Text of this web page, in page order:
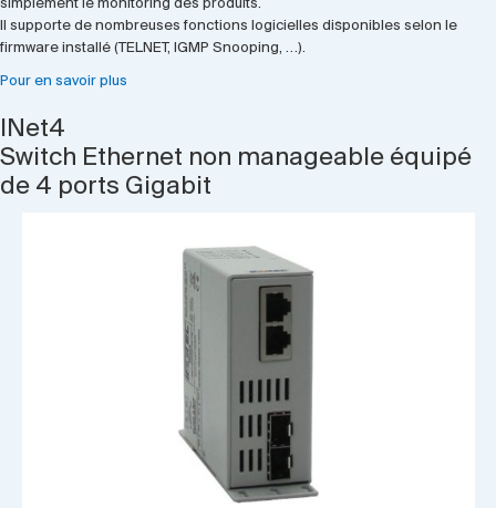
simplement le monitoring des produits.
Il supporte de nombreuses fonctions logicielles disponibles selon le
firmware installé (TELNET, IGMP Snooping, …).
Pour en savoir plus
INet4
Switch Ethernet non manageable équipé
de 4 ports Gigabit